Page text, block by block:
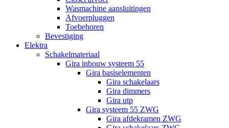
Wasmachine aansluitingen
Afvoerpluggen
Toebehoren
Bevestiging
Elektra
Schakelmateriaal
Gira inbouw systeem 55
Gira basiselementen
Gira schakelaars
Gira dimmers
Gira utp
Gira systeem 55 ZWG
Gira afdekramen ZWG